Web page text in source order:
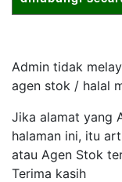
Admin tidak
agen stok / halal
Jika alamat yang
halaman ini, itu
atau Agen Stok
Terima kasih